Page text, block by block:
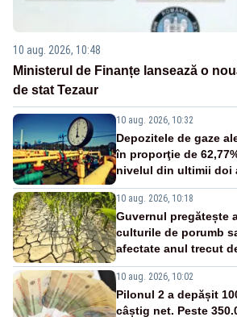
10 aug. 2026, 10:48
Ministerul de Finanțe lansează o
de stat Tezaur
10 aug. 2026, 10:32
Depozitele de gaze
în proporţie de
nivelul din ultimii doi
10 aug. 2026, 10:18
Guvernul pregătește
culturile de porumb
afectate anul trecut
10 aug. 2026, 10:02
Pilonul 2 a depășit
câștig net. Peste